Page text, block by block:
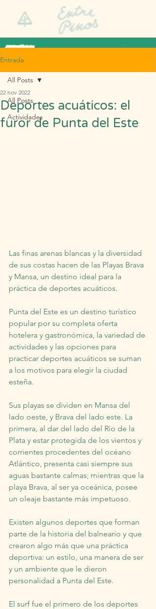
Entrada
All Posts
Actividades
All Posts
Deportes acuáticos: el
furor de Punta del Este
22 nov 2022
Las finas arenas blancas y la diversidad
de sus costas hacen de las Playas Brava
y Mansa, un destino ideal para la
práctica de deportes acuáticos.
Punta del Este es un destino turístico
popular por su completa oferta
hotelera y gastronómica, la variedad de
actividades y las opciones para
practicar deportes acuáticos se suman
a los motivos para elegir la ciudad
esteña.
Sus playas se dividen en Mansa del
lado oeste, y Brava del lado este. La
primera, al dar del lado del Río de la
Plata y estar protegida de los vientos y
corrientes procedentes del océano
Atlántico, presenta casi siempre sus
aguas bastante calmas; mientras que la
playa Brava, al ser ya oceánica, posee
un oleaje bastante más impetuoso.
Existen algunos deportes que forman
parte de la historia del balneario y que
crearon algo más que una práctica
deportiva: un estilo, una manera de ser
y un ambiente que le dieron
personalidad a Punta del Este.
El surf fue el primero de los deportes